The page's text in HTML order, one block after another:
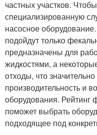
частных участков.
специализированную
насосное
подойдут только
предназначены для
жидкостями, а
отходы, что
производительность и
оборудования. Рейтинг
поможет выбрать
подходящее под